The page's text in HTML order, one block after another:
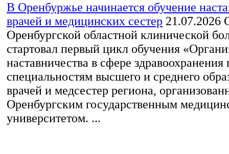
В Оренбуржье начинается обучение
врачей и медицинских сестер 21.07.2026
Оренбургской областной клинической
стартовал первый цикл обучения
наставничества в сфере здравоохранения
специальностям высшего и среднего
врачей и медсестер региона,
Оренбургским государственным
университетом. ...